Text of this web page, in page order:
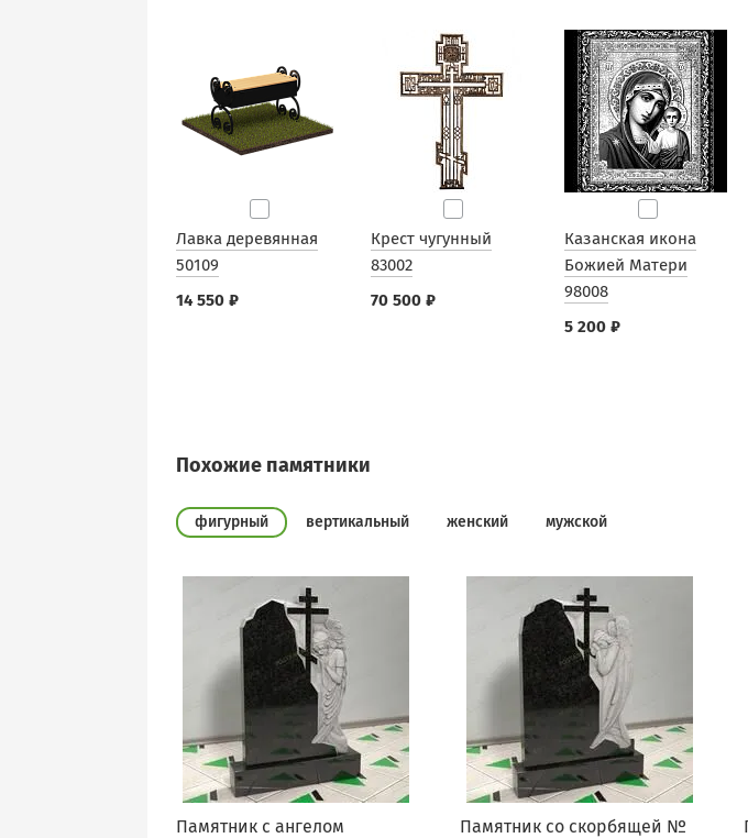
Лавка деревянная
50109
14 550 ₽
Крест чугунный
83002
70 500 ₽
Казанская икона
Божией Матери
98008
5 200 ₽
Похожие памятники
фигурный вертикальный женский мужской
Памятник с ангелом
Памятник со скорбящей №